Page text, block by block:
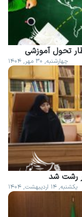
تحول آموزشی
چهارشنبه, ۳۰ مهر, ۱۴۰۴
رشت شد
یکشنبه, ۱۴ اردیبهشت, ۱۴۰۴